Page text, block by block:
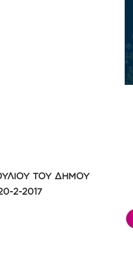
ΤΟΥ ΔΗΜΟΥ
2-2017